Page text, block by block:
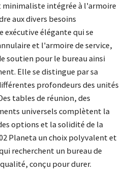
minimaliste intégrée à l'armoire
aux divers besoins
exécutive élégante qui se
et l'armoire de service,
soutien pour le bureau ainsi
Elle se distingue par sa
profondeurs des unités
tables de réunion, des
universels complètent la
options et la solidité de la
Planeta un choix polyvalent et
recherchent un bureau de
conçu pour durer.